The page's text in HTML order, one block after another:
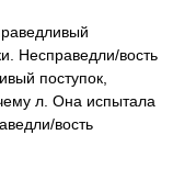
Несправедли/вость
поступок,
л. Она испытала
вость